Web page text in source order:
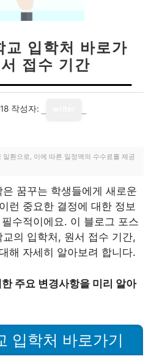
교 입학처 바로가
접수 기간
작성자:
환으로, 이에 따른 일정액의 수수료를 제공
꿈꾸는 학생들에게 새로운
런 중요한 결정에 대한 정보
수적이에요. 이 블로그 포스
의 입학처, 원서 접수 기간,
해 자세히 알아보려 합니다.
주요 변경사항을 미리 알아
입학처 바로가기